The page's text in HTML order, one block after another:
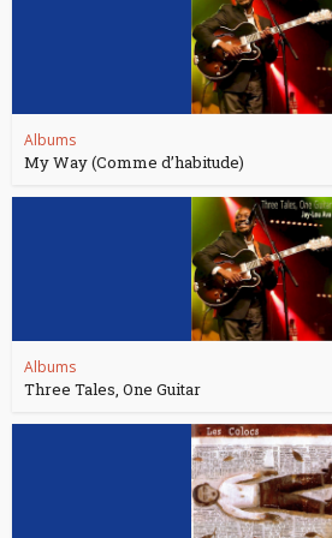
Albums
My Way (Comme d’habitude)
Albums
Three Tales, One Guitar